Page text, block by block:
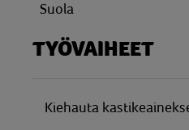
Suola
TYÖVAIHEET
Kiehauta